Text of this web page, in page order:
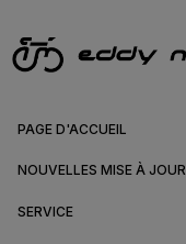
PAGE D'ACCUEIL
NOUVELLES MISE À JOUR
SERVICE